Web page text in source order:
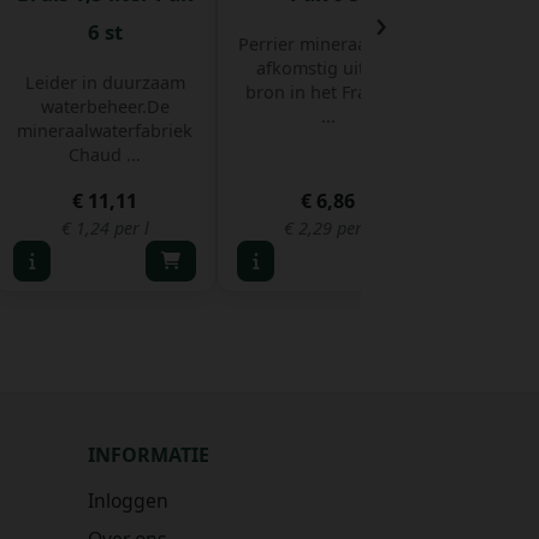
6 st
Leider in duurzaam
waterbeheer.De
mineraalwaterfabriek
Chaud ...
€ 11,11
€ 1,24 per l
Perrier mineraalwater
afkomstig uit een
bron in het Franse d
€ 6,86
€ 2,29 per l
›
INFORMATIE
Inloggen